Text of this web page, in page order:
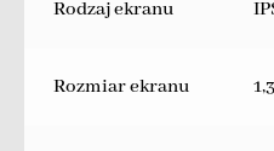
Rodzaj ekranu
Rozmiar ekranu